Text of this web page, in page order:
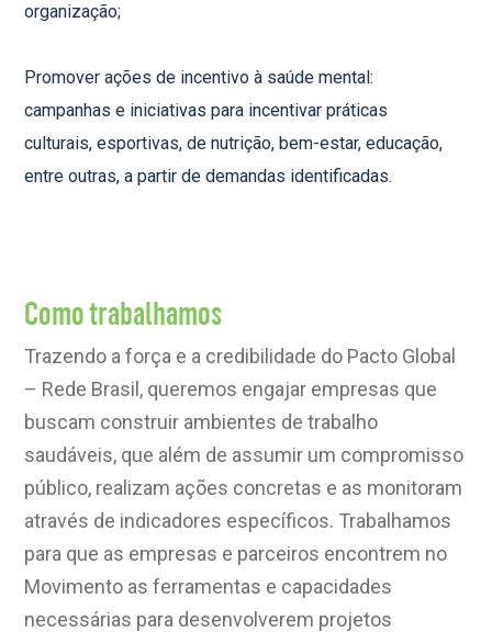
organização;
Promover ações de incentivo à saúde mental:
campanhas e iniciativas para incentivar práticas
culturais, esportivas, de nutrição, bem-estar, educação,
entre outras, a partir de demandas identificadas.
Como trabalhamos
Trazendo a força e a credibilidade do Pacto Global
– Rede Brasil, queremos engajar empresas que
buscam construir ambientes de trabalho
saudáveis, que além de assumir um compromisso
público, realizam ações concretas e as monitoram
através de indicadores específicos. Trabalhamos
para que as empresas e parceiros encontrem no
Movimento as ferramentas e capacidades
necessárias para desenvolverem projetos